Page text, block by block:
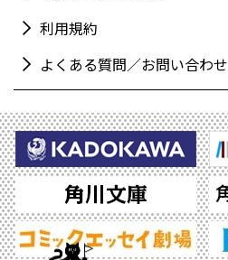
利用規約
よくある質問／お問い合わせ